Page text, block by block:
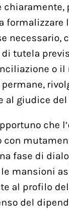
formalizzare
necessario,
tutela
o il
al giudice del
che
con
fase di
mansioni
al profilo
del